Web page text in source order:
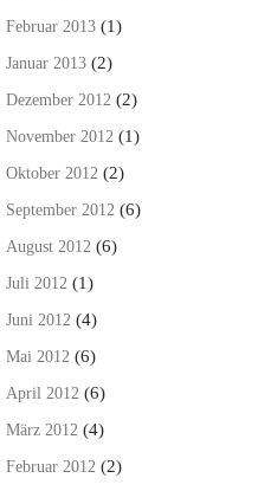
Februar 2013 (1)
Januar 2013 (2)
Dezember 2012 (2)
November 2012 (1)
Oktober 2012 (2)
September 2012 (6)
August 2012 (6)
Juli 2012 (1)
Juni 2012 (4)
Mai 2012 (6)
April 2012 (6)
März 2012 (4)
Februar 2012 (2)